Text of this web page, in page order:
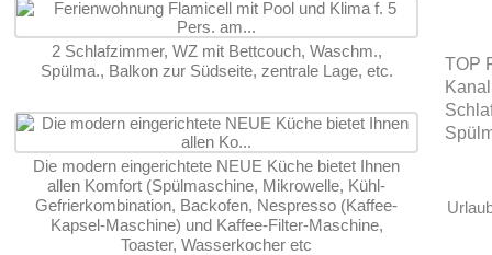
2 Schlafzimmer, WZ mit Bettcouch, Waschm.,
Spülma., Balkon zur Südseite, zentrale Lage, etc.
Die modern eingerichtete NEUE Küche bietet Ihnen
allen Komfort (Spülmaschine, Mikrowelle, Kühl-
Gefrierkombination, Backofen, Nespresso (Kaffee-
Kapsel-Maschine) und Kaffee-Filter-Maschine,
Toaster, Wasserkocher etc
TOP